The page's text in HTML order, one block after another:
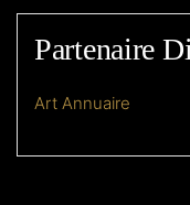
Partenaire
Art Annuaire